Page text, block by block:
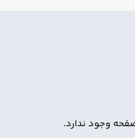
وجود ندارد.